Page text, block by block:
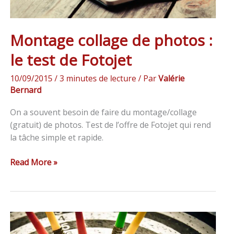
Montage collage de photos :
le test de Fotojet
10/09/2015 /3 minutes de lecture / ParValérie
Bernard
On a souvent besoin de faire du montage/collage
(gratuit) de photos. Test de l’offre de Fotojet qui rend
la tâche simple et rapide.
Read More »
4
erreurs